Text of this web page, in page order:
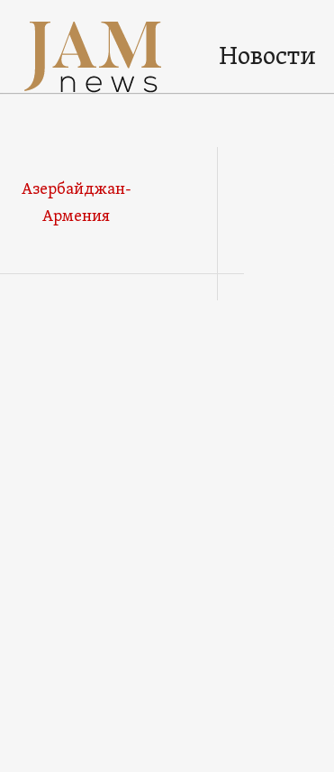
Новости
Азербайджан-
Армения